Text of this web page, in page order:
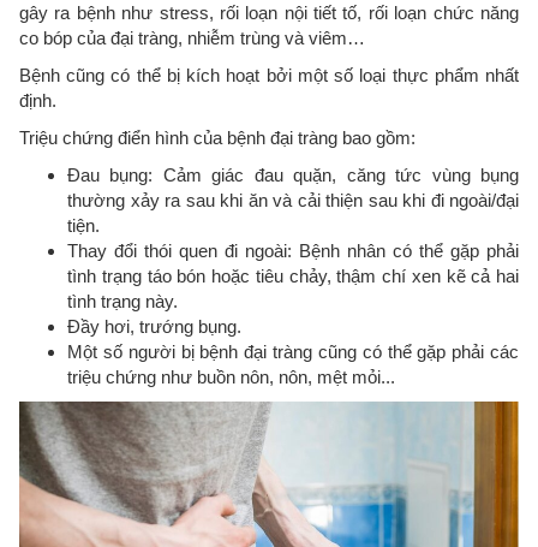
gây ra bệnh như stress, rối loạn nội tiết tố, rối loạn chức năng
co bóp của đại tràng, nhiễm trùng và viêm…
Bệnh cũng có thể bị kích hoạt bởi một số loại thực phẩm nhất
định.
Triệu chứng điển hình của bệnh đại tràng bao gồm:
Đau bụng: Cảm giác đau quặn, căng tức vùng bụng
thường xảy ra sau khi ăn và cải thiện sau khi đi ngoài/đại
tiện.
Thay đổi thói quen đi ngoài: Bệnh nhân có thể gặp phải
tình trạng táo bón hoặc tiêu chảy, thậm chí xen kẽ cả hai
tình trạng này.
Đầy hơi, trướng bụng.
Một số người bị bệnh đại tràng cũng có thể gặp phải các
triệu chứng như buồn nôn, nôn, mệt mỏi...